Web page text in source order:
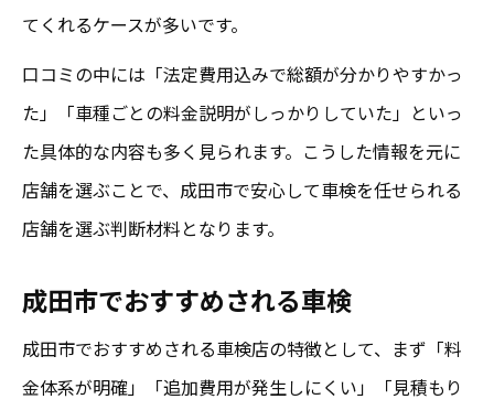
てくれるケースが多いです。
口コミの中には「法定費用込みで総額が分かりやすかっ
た」「車種ごとの料金説明がしっかりしていた」といっ
た具体的な内容も多く見られます。こうした情報を元に
店舗を選ぶことで、成田市で安心して車検を任せられる
店舗を選ぶ判断材料となります。
成田市でおすすめされる車検
成田市でおすすめされる車検店の特徴として、まず「料
金体系が明確」「追加費用が発生しにくい」「見積もり